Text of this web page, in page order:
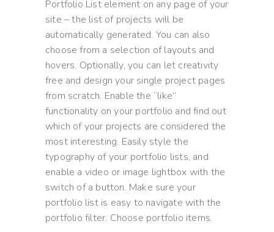
Portfolio List element on any page of your
site – the list of projects will be
automatically generated. You can also
choose from a selection of layouts and
hovers. Optionally, you can let creativity
free and design your single project pages
from scratch. Enable the “like”
functionality on your portfolio and find out
which of your projects are considered the
most interesting. Easily style the
typography of your portfolio lists, and
enable a video or image lightbox with the
switch of a button. Make sure your
portfolio list is easy to navigate with the
portfolio filter. Choose portfolio items.